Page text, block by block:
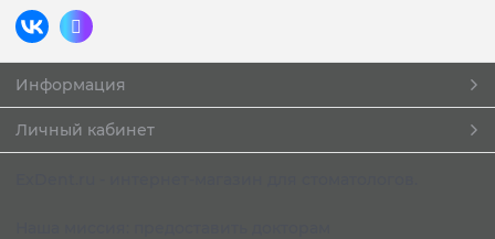
Информация
Личный кабинет